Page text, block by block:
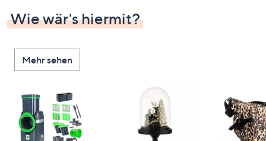
Wie wär's hiermit?
Mehr sehen